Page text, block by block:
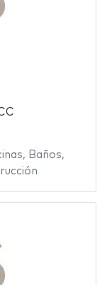
, Baños,